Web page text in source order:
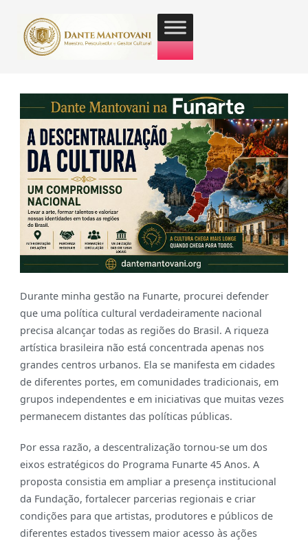
Durante minha gestão na Funarte, procurei defender
que uma política cultural verdadeiramente nacional
precisa alcançar todas as regiões do Brasil. A riqueza
artística brasileira não está concentrada apenas nos
grandes centros urbanos. Ela se manifesta em cidades
de diferentes portes, em comunidades tradicionais, em
grupos independentes e em iniciativas que muitas vezes
permanecem distantes das políticas públicas.
Por essa razão, a descentralização tornou-se um dos
eixos estratégicos do Programa Funarte 45 Anos. A
proposta consistia em ampliar a presença institucional
da Fundação, fortalecer parcerias regionais e criar
condições para que artistas, produtores e públicos de
diferentes estados tivessem maior acesso às ações